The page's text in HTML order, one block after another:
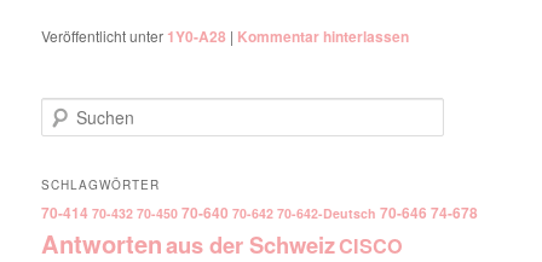
Veröffentlicht unter 1Y0-A28 | Kommentar hinterlassen
Suchen
SCHLAGWÖRTER
70-414 70-432 70-450 70-640 70-642 70-642-Deutsch 70-646 74-678
Antwortenaus der SchweizCISCO